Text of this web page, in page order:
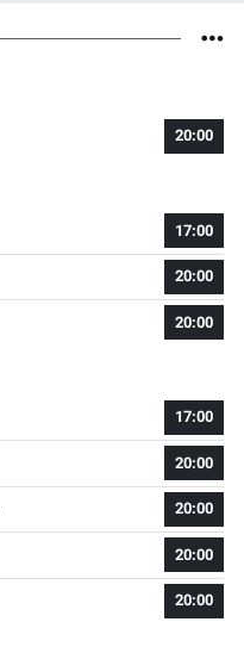
20:00
17:00
20:00
20:00
17:00
20:00
20:00
20:00
20:00